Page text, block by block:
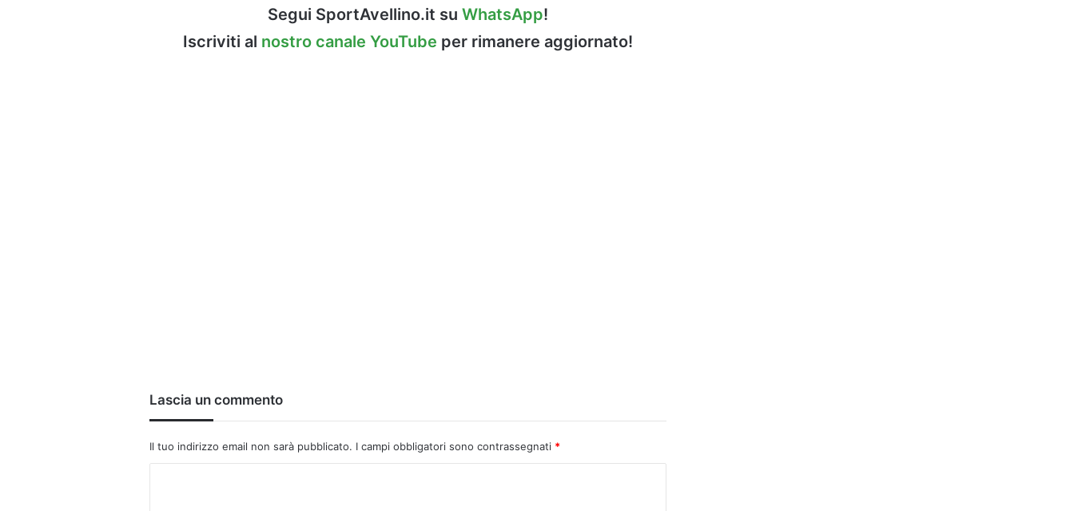
Segui SportAvellino.it su WhatsApp!
Iscriviti al nostro canale YouTube per rimanere aggiornato!
Lascia un commento
Il tuo indirizzo email non sarà pubblicato. I campi obbligatori sono contrassegnati *